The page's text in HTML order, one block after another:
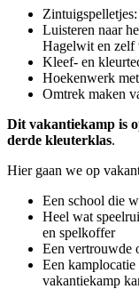
Luisteren naar
Hagelwit en zelf
Kleef- en
Hoekenwerk
Omtrek maken
Dit vakantiekamp is
derde kleuterklas.
Hier gaan we op
Een school die
Heel wat
en spelkoffer
Een vertrouwde
Een
vakantiekamp